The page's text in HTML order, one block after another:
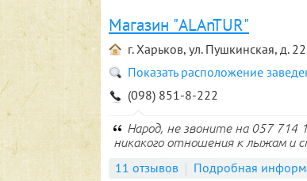
Магазин "ALAnTUR"
г. Харьков, ул. Пушкинская, д. 22
Показать расположение
(098) 851-8-222
Народ, не звоните на 057 714
никакого отношения к лыжам и
11 отзывов Подробная